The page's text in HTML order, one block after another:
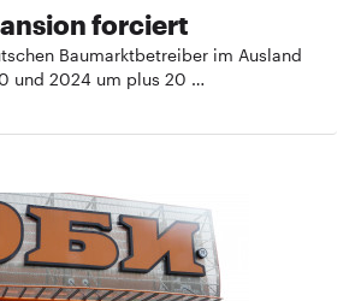
forciert
Baumarktbetreiber im Ausland
und 2024 um plus 20 …